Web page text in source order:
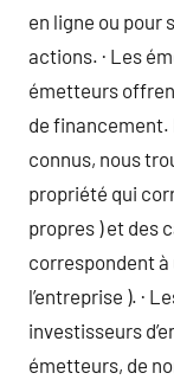
en ligne ou pour
actions. · Les
émetteurs
de
connus, nous
propriété qui
propres ) et des
correspondent
l’entreprise ). ·
investisseurs
émetteurs, de